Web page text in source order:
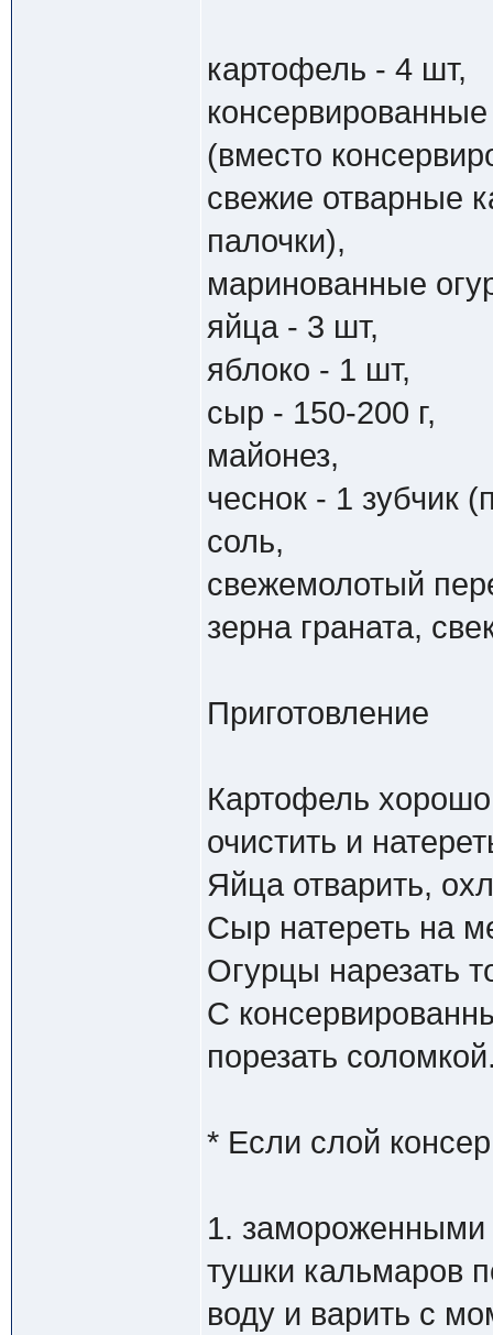
картофель - 4 шт,
(вместо
свежие отварные
палочки),
маринованные
яйца - 3 шт,
яблоко - 1 шт,
сыр - 150-200 г,
майонез,
чеснок - 1 зубчик
соль,
свежемолотый
зерна граната,
Приготовление
Картофель
очистить и
Яйца отварить,
Сыр натереть на
Огурцы нарезать
С
порезать
* Если слой
1.
тушки кальмаров
воду и варить с